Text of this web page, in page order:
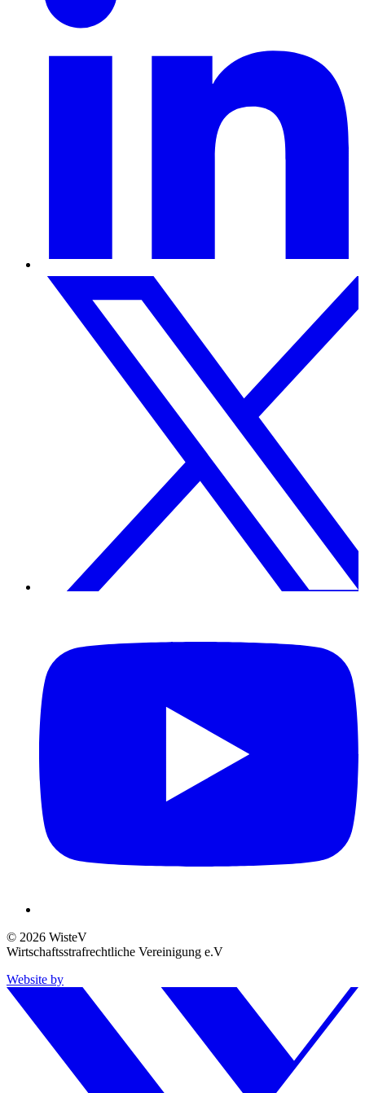
© 2026 WisteV
Wirtschaftsstrafrechtliche Vereinigung e.V
Website by